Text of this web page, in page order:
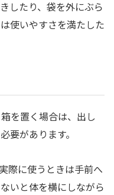
したり、袋を外にぶら
使いやすさを満たした
を置く場合は、出し
要があります。
際に使うときは手前へ
いと体を横にしながら